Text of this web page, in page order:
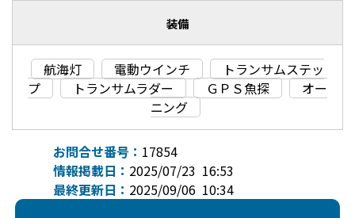
装備
航海灯 電動ウインチ
トランサムステッ
プ
トランサムラダー ＧＰＳ魚探
オー
ニング
お問合せ番号： 17854
情報掲載日： 2025/07/23 16:53
最終更新日： 2025/09/06 10:34